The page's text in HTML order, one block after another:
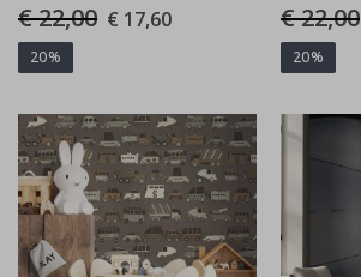
€ 22,00 Special
Price
€ 17,60
20%
€ 22,00
20%